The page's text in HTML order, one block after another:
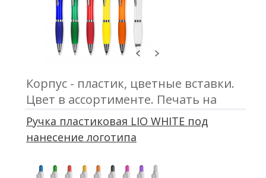
Корпус - пластик, цветные вставки.
Цвет в ассортименте. Печать на
ручках в типографии
Ручка пластиковая LIO WHITE под
нанесение логотипа